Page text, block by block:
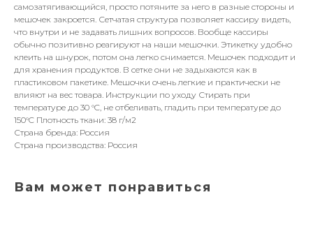
самозатягивающийся, просто потяните за него в разные стороны и
мешочек закроется. Сетчатая структура позволяет кассиру видеть,
что внутри и не задавать лишних вопросов. Вообще кассиры
обычно позитивно реагируют на наши мешочки. Этикетку удобно
клеить на шнурок, потом она легко снимается. Мешочек подходит и
для хранения продуктов. В сетке они не задыхаются как в
пластиковом пакетике. Мешочки очень легкие и практически не
влияют на вес товара. Инструкции по уходу Стирать при
температуре до 30 °C, не отбеливать, гладить при температуре до
150°C Плотность ткани: 38 г/м2
Страна бренда: Россия
Страна производства: Россия
Вам может понравиться